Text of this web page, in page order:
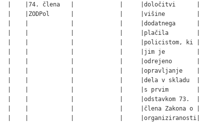
|    |74. člena   |             |     |določitvi      |
|    |ZODPol      |             |     |višine         |
|    |            |             |     |dodatnega      |
|    |            |             |     |plačila        |
|    |            |             |     |policistom, ki |
|    |            |             |     |jim je         |
|    |            |             |     |odrejeno       |
|    |            |             |     |opravljanje    |
|    |            |             |     |dela v skladu  |
|    |            |             |     |s prvim        |
|    |            |             |     |odstavkom 73.  |
|    |            |             |     |člena Zakona o |
|    |            |             |     |organiziranosti|